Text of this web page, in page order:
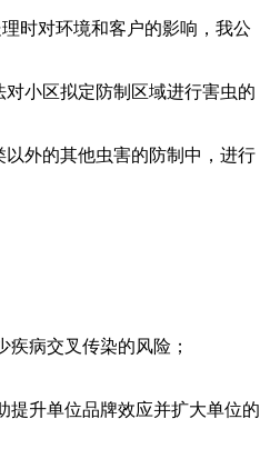
时对环境和客户的影响，我公
小区拟定防制区域进行害虫的
外的其他虫害的防制中，进行
疾病交叉传染的风险；
提升单位品牌效应并扩大单位的